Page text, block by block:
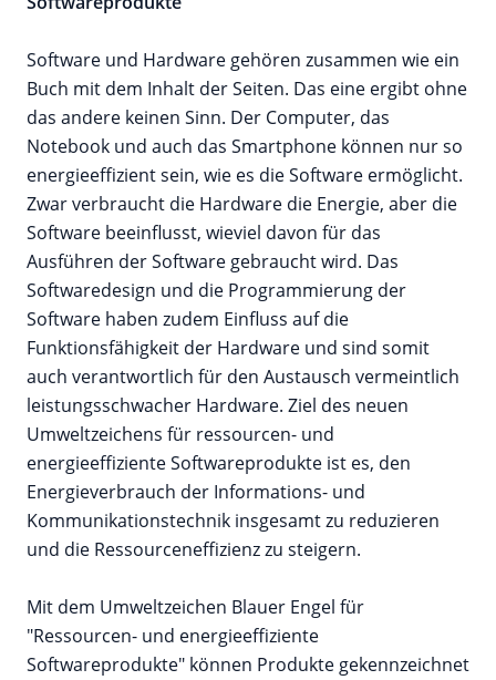
Software und Hardware gehören zusammen wie ein
Buch mit dem Inhalt der Seiten. Das eine ergibt ohne
das andere keinen Sinn. Der Computer, das
Notebook und auch das Smartphone können nur so
energieeffizient sein, wie es die Software ermöglicht.
Zwar verbraucht die Hardware die Energie, aber die
Software beeinflusst, wieviel davon für das
Ausführen der Software gebraucht wird. Das
Softwaredesign und die Programmierung der
Software haben zudem Einfluss auf die
Funktionsfähigkeit der Hardware und sind somit
auch verantwortlich für den Austausch vermeintlich
leistungsschwacher Hardware. Ziel des neuen
Umweltzeichens für ressourcen- und
energieeffiziente Softwareprodukte ist es, den
Energieverbrauch der Informations- und
Kommunikationstechnik insgesamt zu reduzieren
und die Ressourceneffizienz zu steigern.
Mit dem Umweltzeichen Blauer Engel für
"Ressourcen- und energieeffiziente
Softwareprodukte" können Produkte gekennzeichnet